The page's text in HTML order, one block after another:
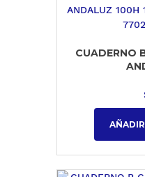
CUADERNO